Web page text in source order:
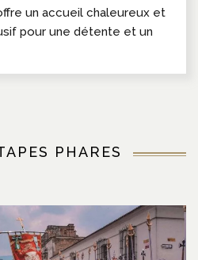
un accueil chaleureux et
pour une détente et un
PHARES